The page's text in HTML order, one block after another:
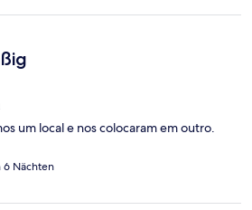
war dementsprechend sauber und
Bettwäsche wurden ebenfalls
ist an der Rezeption möglich. Die
Haus und war immer freundlich und
um local e nos colocaram em outro.
6 Nächten